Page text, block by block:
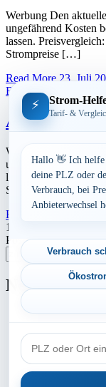
Werbung Den
ungefährend Kosten
lassen.
Strompreise […]
Read More 23. Juli
Baden-Württemberg
Aktuelle
Werbung Den
ungefährend Kosten
lassen.
Strompreise […]
Read More
der
Beiträge
1
Postleitzahl eingeben
Neu
Aktuelle
Aktuelle
⚡ Strom-
Tarif- &
Hallo 👋 Ich
deine PLZ oder
Verbrauch, bei
Anbieterwechsel
Verbrauch
PLZ
oder
Ort